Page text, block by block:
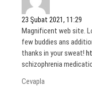
23 Şubat 2021, 11:29
Magnificent web site.
few buddies ans
thanks in your sweat!
schizophrenia
Cevapla